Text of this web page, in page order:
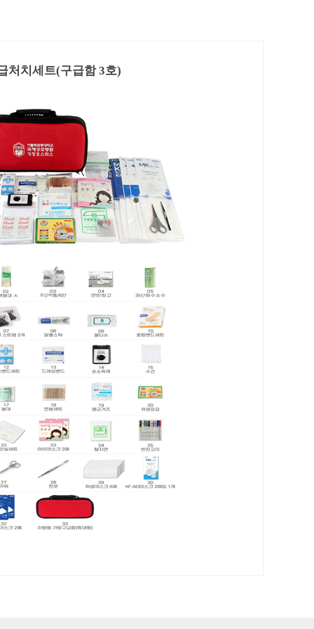
처치세트(구급함 3호)